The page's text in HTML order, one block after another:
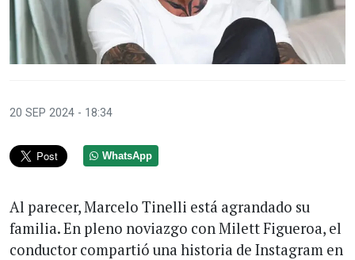
20 SEP 2024 - 18:34
WhatsApp
Al parecer, Marcelo Tinelli está agrandado su
familia. En pleno noviazgo con Milett Figueroa, el
conductor compartió una historia de Instagram en